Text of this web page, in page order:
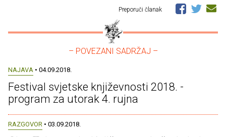
Preporuči članak
– POVEZANI SADRŽAJ –
NAJAVA • 04.09.2018.
Festival svjetske književnosti 2018. -
program za utorak 4. rujna
RAZGOVOR • 03.09.2018.